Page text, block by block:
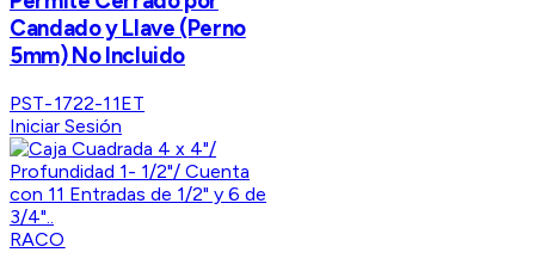
Candado y Llave (Perno
5mm) No Incluido
PST-1722-11ET
Iniciar Sesión
RACO